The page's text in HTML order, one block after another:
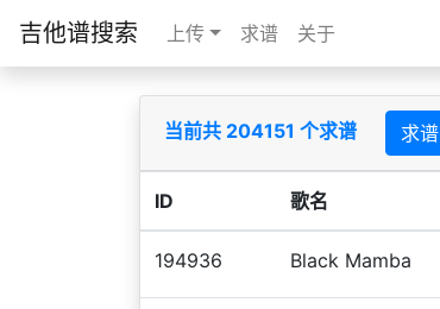
吉他谱搜索 上传 求谱 关于
当前共 204151 个求谱 求谱
ID 歌名
194936 Black Mamba